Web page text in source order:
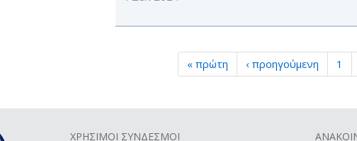
« πρώτη ‹ προηγούμενη 1
ΧΡΗΣΙΜΟΙ ΣΥΝΔΕΣΜΟΙ